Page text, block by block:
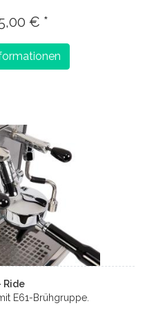
€ *
Ride
E61-Brühgruppe.